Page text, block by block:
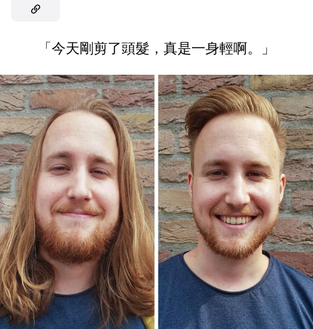
「今天剛剪了頭髮，真是一身輕啊。」